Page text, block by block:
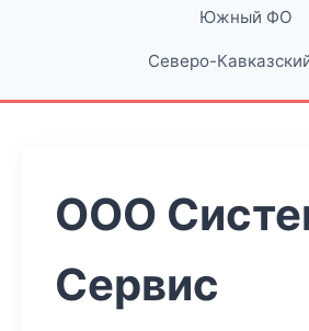
Южный ФО
Северо-
ООО
Сервис